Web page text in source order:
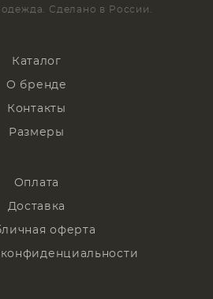
Сделано в России.
Каталог
О бренде
Контакты
Размеры
Оплата
Доставка
оферта